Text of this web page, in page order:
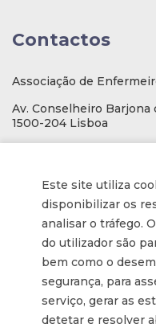
Este site utiliza
disponibilizar os
analisar o tráfego.
do utilizador são
bem como o
segurança, para
serviço, gerar as
detetar e resolver
Contactos
Associação de
Av. Conselheiro Barjona
1500-204 Lisboa
Telef. (escritório): 21 771
(Chamada para a rede
592006107
Informações
Inscrição na Newsletter